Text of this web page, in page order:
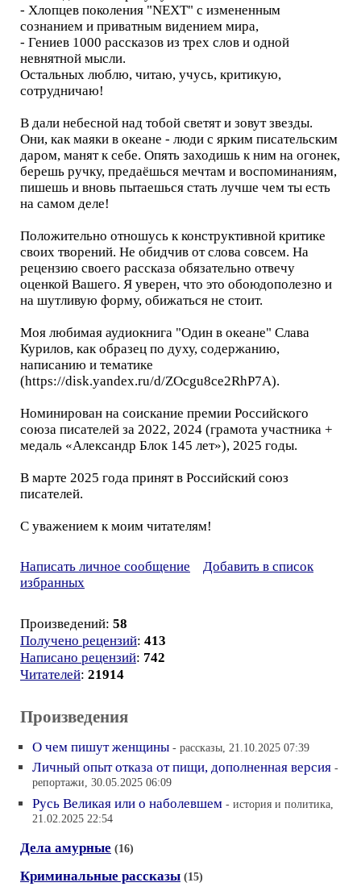
- Хлопцев поколения "NEХТ" с измененным
сознанием и приватным видением мира,
- Гениев 1000 рассказов из трех слов и одной
невнятной мысли.
Остальных люблю, читаю, учусь, критикую,
сотрудничаю!
В дали небесной над тобой светят и зовут звезды.
Они, как маяки в океане - люди с ярким писательским
даром, манят к себе. Опять заходишь к ним на огонек,
берешь ручку, предаёшься мечтам и воспоминаниям,
пишешь и вновь пытаешься стать лучше чем ты есть
на самом деле!
Положительно отношусь к конструктивной критике
своих творений. Не обидчив от слова совсем. На
рецензию своего рассказа обязательно отвечу
оценкой Вашего. Я уверен, что это обоюдополезно и
на шутливую форму, обижаться не стоит.
Моя любимая аудиокнига "Один в океане" Слава
Курилов, как образец по духу, содержанию,
написанию и тематике
(https://disk.yandex.ru/d/ZOcgu8ce2RhP7A).
Номинирован на соискание премии Российского
союза писателей за 2022, 2024 (грамота участника +
медаль «Александр Блок 145 лет»), 2025 годы.
В марте 2025 года принят в Российский союз
писателей.
С уважением к моим читателям!
Написать личное сообщение
Добавить в список
избранных
Произведений: 58
Получено рецензий: 413
Написано рецензий: 742
Читателей: 21914
Произведения
О чем пишут женщины - рассказы, 21.10.2025 07:39
Личный опыт отказа от пищи, дополненная версия -
репортажи, 30.05.2025 06:09
Русь Великая или о наболевшем - история и политика,
21.02.2025 22:54
Дела амурные (16)
Криминальные рассказы (15)